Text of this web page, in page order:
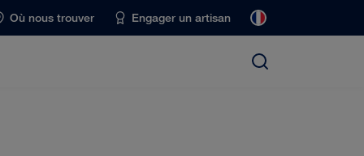
Où nous trouver Engager un artisan